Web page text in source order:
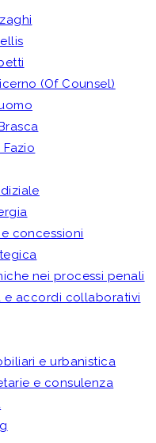
(Of Counsel)
concessioni
nei processi penali
e accordi collaborativi
e urbanistica
e consulenza